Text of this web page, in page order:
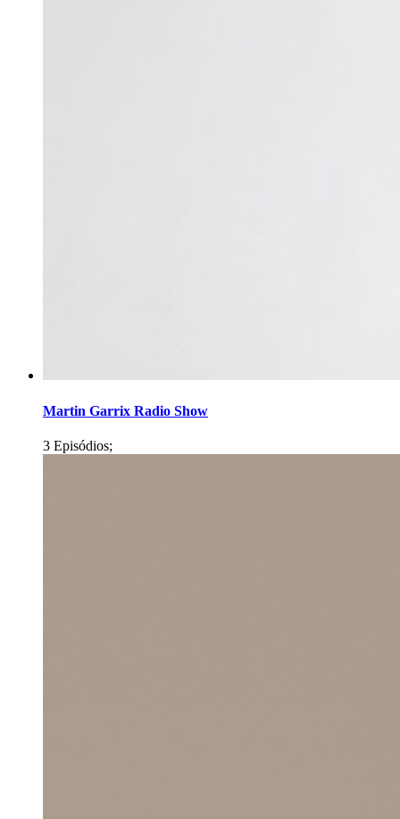
Martin Garrix Radio Show
3 Episódios;